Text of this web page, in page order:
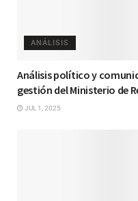
ANÁLISIS
Análisis político y
gestión del Ministerio de
JUL 1, 2025